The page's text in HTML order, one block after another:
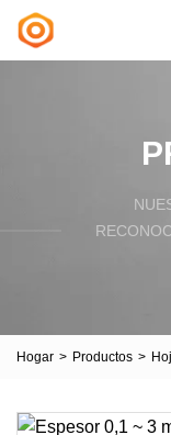
Hogar > Productos >